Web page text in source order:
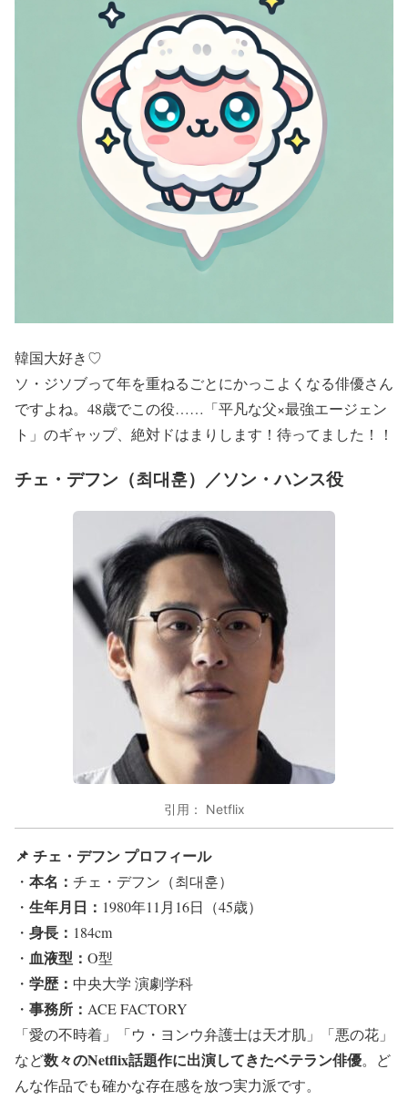
韓国大好き♡
ソ・ジソブって年を重ねるごとにかっこよくなる俳優さん
ですよね。48歳でこの役……「平凡な父×最強エージェン
ト」のギャップ、絶対ドはまりします！待ってました！！
チェ・デフン（최대훈）／ソン・ハンス役
引用： Netflix
📌 チェ・デフン プロフィール
・ 本名： チェ・デフン（최대훈）
・ 生年月日： 1980年11月16日（45歳）
・ 身長： 184cm
・ 血液型： O型
・ 学歴： 中央大学 演劇学科
・ 事務所： ACE FACTORY
「愛の不時着」「ウ・ヨンウ弁護士は天才肌」「悪の花」
など数々のNetflix話題作に出演してきたベテラン俳優。ど
んな作品でも確かな存在感を放つ実力派です。